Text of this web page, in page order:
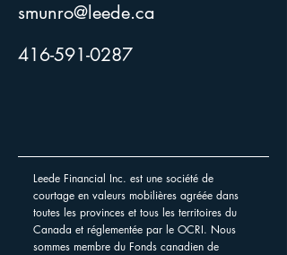
smunro@leede.ca
416-591-0287
Leede Financial Inc. est une société de
courtage en valeurs mobilières agréée dans
toutes les provinces et tous les territoires du
Canada et réglementée par le OCRI. Nous
sommes membre du Fonds canadien de